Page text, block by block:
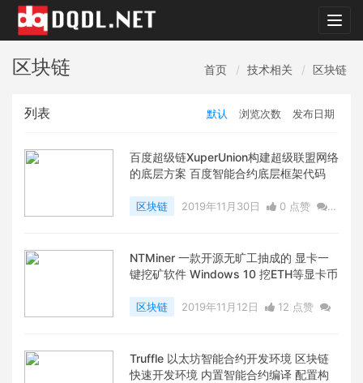
区块链 首页 技术相关 区块链
列表 默认 浏览次数 发布日期
百度超级链XuperUnion构建超级联盟网络
的底层方案 百度智能合约底层框架代码
区块链 2019年11月30日 0 点赞
0
NTMiner 一款开源无旷工抽成的 显卡一
键挖矿软件 Windows 10 挖ETH等显卡币
区块链 2019年11月12日
12 点赞
Truffle 以太坊智能合约开发环境 区块链
快速开发环境 内置智能合约编译 配置构